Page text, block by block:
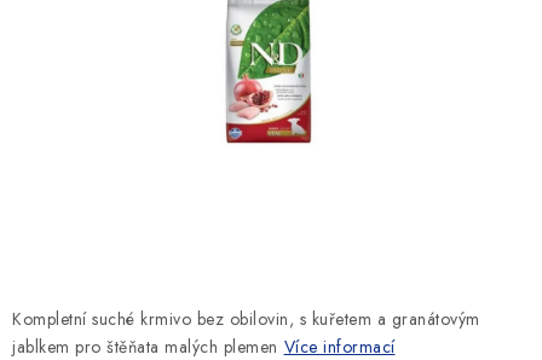
KRÁLÍCI/HLODAVCI/PTÁCI
Kompletní suché krmivo bez obilovin, s kuřetem a granátovým
jablkem pro štěňata malých plemen Více informací